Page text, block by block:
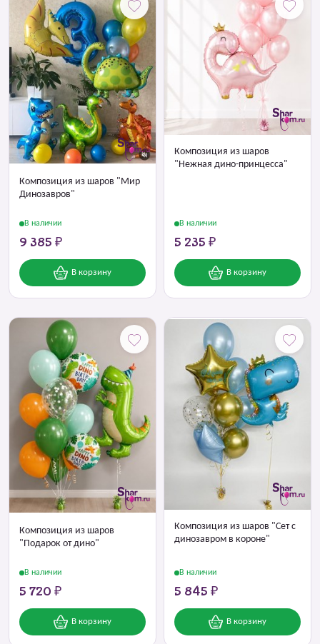
Композиция из шаров "Мир
Динозавров"
В наличии
9 385 ₽
В корзину
Композиция из шаров
"Нежная дино-принцесса"
В наличии
5 235 ₽
В корзину
Композиция из шаров
"Подарок от дино"
В наличии
5 720 ₽
В корзину
Композиция из шаров "Сет с
динозавром в короне"
В наличии
5 845 ₽
В корзину